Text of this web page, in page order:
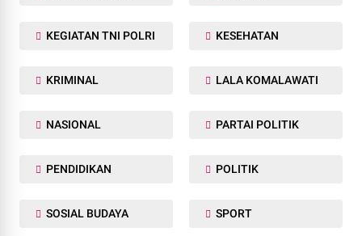
KEGIATAN TNI POLRI KESEHATAN
KRIMINAL LALA KOMALAWATI
NASIONAL PARTAI POLITIK
PENDIDIKAN POLITIK
SOSIAL BUDAYA SPORT